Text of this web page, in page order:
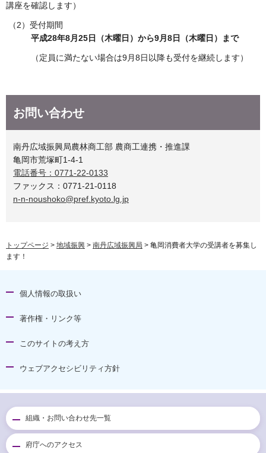
講座を確認します）
（2）受付期間
平成28年8月25日（木曜日）から9月8日（木曜日）まで
（定員に満たない場合は9月8日以降も受付を継続します）
お問い合わせ
南丹広域振興局農林商工部 農商工連携・推進課
亀岡市荒塚町1-4-1
電話番号：0771-22-0133
ファックス：0771-21-0118
n-n-noushoko@pref.kyoto.lg.jp
トップページ > 地域振興 > 南丹広域振興局 > 亀岡消費者大学の受講者を募集し
ます！
個人情報の取扱い
著作権・リンク等
このサイトの考え方
ウェブアクセシビリティ方針
組織・お問い合わせ先一覧
府庁へのアクセス